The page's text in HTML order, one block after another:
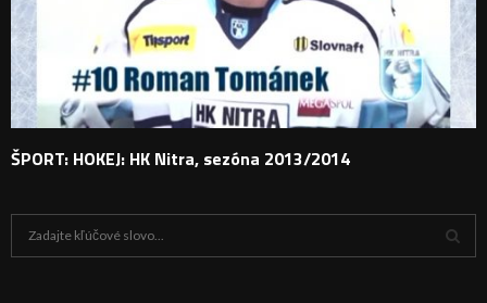
ŠPORT: HOKEJ: HK Nitra, sezóna 2013/2014